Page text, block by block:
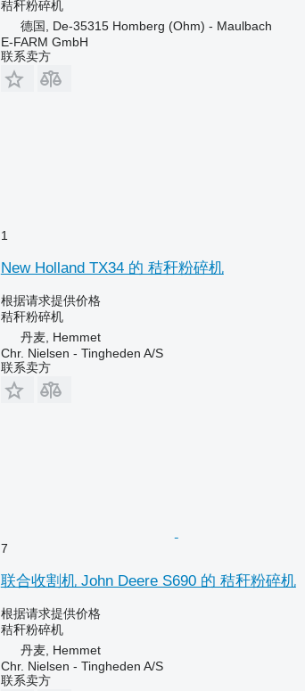
秸秆粉碎机
德国, De-35315 Homberg (Ohm) - Maulbach
E-FARM GmbH
联系卖方
1
New Holland TX34 的 秸秆粉碎机
根据请求提供价格
秸秆粉碎机
丹麦, Hemmet
Chr. Nielsen - Tingheden A/S
联系卖方
7
联合收割机 John Deere S690 的 秸秆粉碎机
根据请求提供价格
秸秆粉碎机
丹麦, Hemmet
Chr. Nielsen - Tingheden A/S
联系卖方